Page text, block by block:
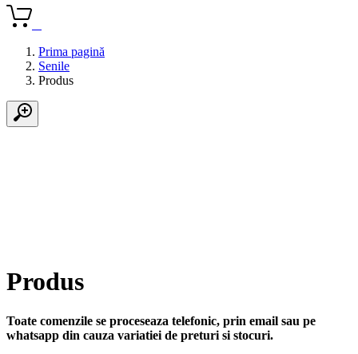
Prima pagină
Senile
Produs
Produs
Toate comenzile se proceseaza telefonic, prin email sau pe
whatsapp din cauza variatiei de preturi si stocuri.